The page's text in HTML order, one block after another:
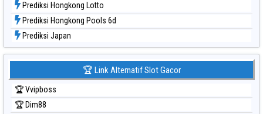
Prediksi Hongkong Lotto
Prediksi Hongkong Pools 6d
Prediksi Japan
Prediksi Japan 6d
Prediksi Kuda Lari
Prediksi Magnum Cambodia
Prediksi Nagoya
🏆 Link Alternatif Slot Gacor
🏆 Vvipboss
🏆 Dim88